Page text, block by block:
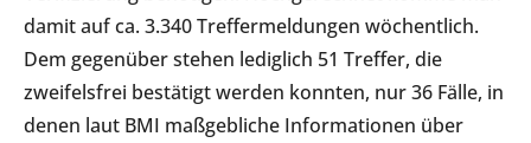
damit auf ca. 3.340 Treffermeldungen wöchentlich.
Dem gegenüber stehen lediglich 51 Treffer, die
zweifelsfrei bestätigt werden konnten, nur 36 Fälle, in
denen laut BMI maßgebliche Informationen über